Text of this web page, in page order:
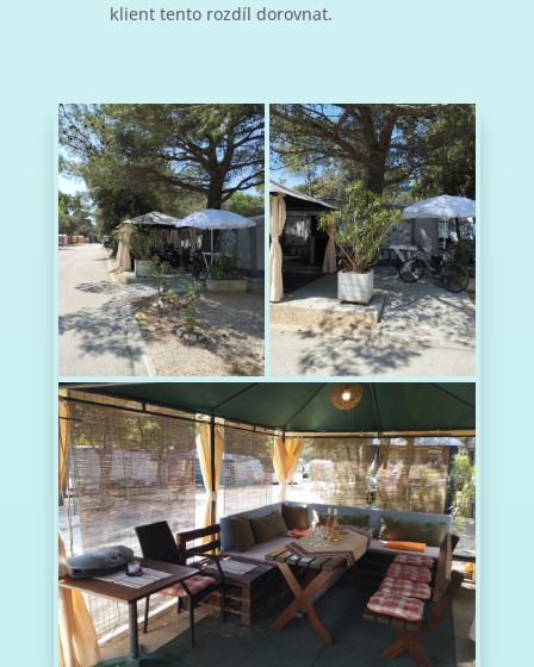
klient tento rozdíl dorovnat.